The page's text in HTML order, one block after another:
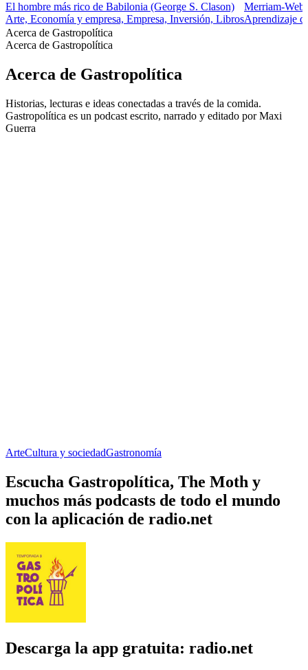
El hombre más rico de Babilonia (George S. Clason)
Arte, Economía y empresa, Empresa, Inversión, Libros
Merriam-
Aprendizaje
Acerca de Gastropolítica
Acerca de Gastropolítica
Acerca de Gastropolítica
Historias, lecturas e ideas conectadas a través de la comida.
Gastropolítica es un podcast escrito, narrado y editado por Maxi
Guerra
ArteCultura y sociedadGastronomía
Escucha Gastropolítica, The Moth y
muchos más podcasts de todo el mundo
con la aplicación de radio.net
Descarga la app gratuita: radio.net